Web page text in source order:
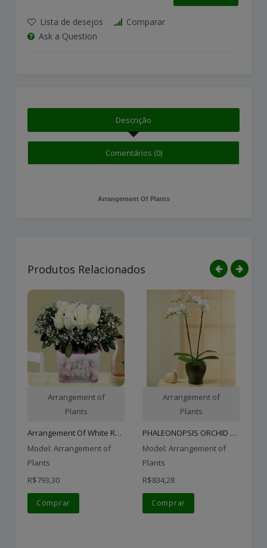
Lista de desejos
Comparar
Ask a Question
Descrição
Comentários (0)
Arrangement Of Plants
Produtos Relacionados
Arrangement of
Plants
Arrangement Of White Rose..
Model: Arrangement of
Plants
R$793,30
Comprar
Arrangement of
Plants
PHALEONOPSIS ORCHID PLANT..
Model: Arrangement of
Plants
R$834,28
Comprar